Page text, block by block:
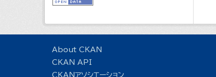
About CKAN
CKAN API
CKANアソシエーション